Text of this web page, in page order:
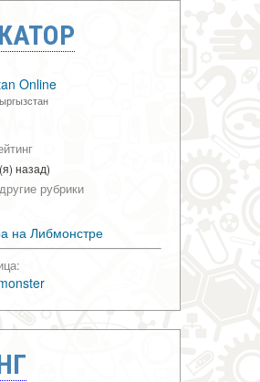
Online
назад)
другие рубрики
на Либмонстре